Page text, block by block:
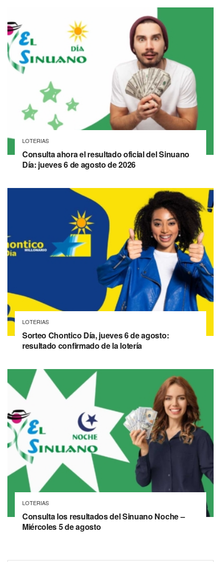
LOTERIAS
Consulta ahora el resultado oficial del Sinuano
Día: jueves 6 de agosto de 2026
LOTERIAS
Sorteo Chontico Día, jueves 6 de agosto:
resultado confirmado de la lotería
LOTERIAS
Consulta los resultados del Sinuano Noche –
Miércoles 5 de agosto